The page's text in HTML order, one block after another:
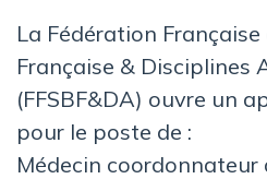
La Fédération
Française & Disciplines
(FFSBF&DA) ouvre un
pour le poste de :
Médecin coordonnateur